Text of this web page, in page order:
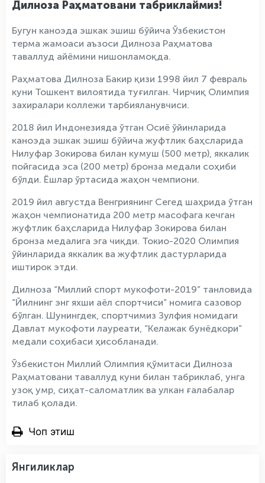
Дилноза Раҳматовани табриклаймиз!
Бугун каноэда эшкак эшиш бўйича Ўзбекистон
терма жамоаси аъзоси Дилноза Раҳматова
таваллуд айёмини нишонламоқда.
Раҳматова Дилноза Бакир қизи 1998 йил 7 февраль
куни Тошкент вилоятида туғилган. Чирчиқ Олимпия
захиралари коллежи тарбияланувчиси.
2018 йил Индонезияда ўтган Осиё ўйинларида
каноэда эшкак эшиш бўйича жуфтлик баҳсларида
Нилуфар Зокирова билан кумуш (500 метр), яккалик
пойгасида эса (200 метр) бронза медали соҳиби
бўлди. Ёшлар ўртасида жаҳон чемпиони.
2019 йил августда Венгриянинг Сегед шаҳрида ўтган
жаҳон чемпионатида 200 метр масофага кечган
жуфтлик баҳсларида Нилуфар Зокирова билан
бронза медалига эга чиқди. Токио-2020 Олимпия
ўйинларида яккалик ва жуфтлик дастурларида
иштирок этди.
Дилноза “Миллий спорт мукофоти-2019” танловида
“Йилнинг энг яхши аёл спортчиси” номига сазовор
бўлган. Шунингдек, спортчимиз Зулфия номидаги
Давлат мукофоти лауреати, “Келажак бунёдкори”
медали соҳибаси ҳисобланади.
Ўзбекистон Миллий Олимпия қўмитаси Дилноза
Раҳматовани таваллуд куни билан табриклаб, унга
узоқ умр, сиҳат-саломатлик ва улкан ғалабалар
тилаб қолади.
Чоп этиш
Янгиликлар